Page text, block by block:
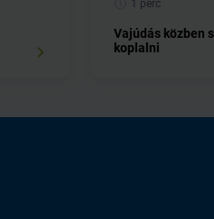
1 perc
Vajúdás közben
koplalni